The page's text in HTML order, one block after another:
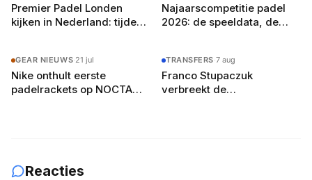
Premier Padel Londen
kijken in Nederland: tijden,
Najaarscompetitie padel
2026: de speeldata, de
GEAR NIEUWS·21 jul
Nike onthult eerste
padelrackets op NOCTA
TRANSFERS·7 aug
Franco Stupaczuk
verbreekt de
Reacties